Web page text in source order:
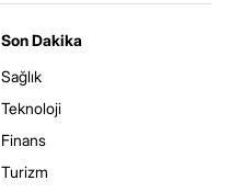
Son Dakika
Sağlık
Teknoloji
Finans
Turizm